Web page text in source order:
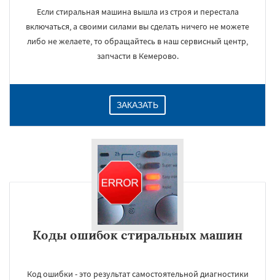
Если стиральная машина вышла из строя и перестала
включаться, а своими силами вы сделать ничего не можете
либо не желаете, то обращайтесь в наш сервисный центр,
запчасти в Кемерово.
ЗАКАЗАТЬ
Коды ошибок стиральных машин
Код ошибки - это результат самостоятельной диагностики